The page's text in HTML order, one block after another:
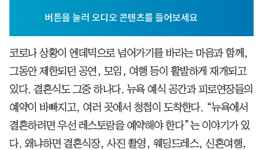
코로나 상황이 엔데믹으로 넘어가기를 바라는 마음과 함께,
그동안 제한되던 공연, 모임, 여행 등이 활발하게 재개되고
있다. 결혼식도 그중 하나다. 뉴욕 예식 공간과 피로연장들의
예약이 바빠지고, 여러 곳에서 청첩이 도착한다. “뉴욕에서
결혼하려면 우선 레스토랑을 예약해야 한다”는 이야기가 있
다. 왜냐하면 결혼식장, 사진 촬영, 웨딩드레스, 신혼여행,